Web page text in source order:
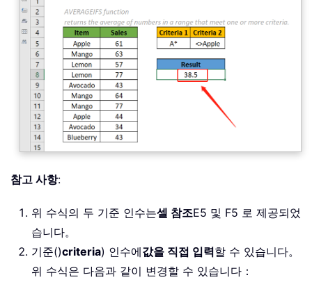
참고 사항:
위 수식의 두 기준 인수는셀 참조E5 및 F5 로 제공되었
습니다。
기준()criteria) 인수에값을 직접 입력할 수 있습니다。
위 수식은 다음과 같이 변경할 수 있습니다：